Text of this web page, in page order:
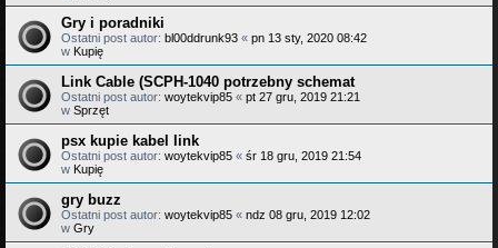
Gry i poradniki
Ostatni post autor: bl00ddrunk93 « pn 13 sty, 2020 08:42
w Kupię
Link Cable (SCPH-1040 potrzebny schemat
Ostatni post autor: woytekvip85 « pt 27 gru, 2019 21:21
w Sprzęt
psx kupie kabel link
Ostatni post autor: woytekvip85 « śr 18 gru, 2019 21:54
w Kupię
gry buzz
Ostatni post autor: woytekvip85 « ndz 08 gru, 2019 12:02
w Gry